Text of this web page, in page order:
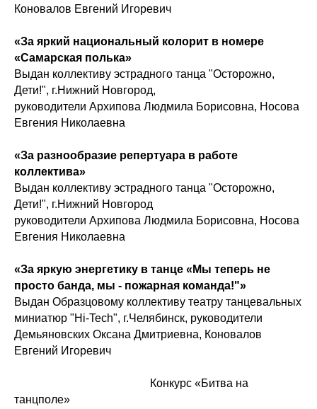
Коновалов Евгений Игоревич
«За яркий национальный колорит в номере
«Самарская полька»
Выдан коллективу эстрадного танца "Осторожно,
Дети!", г.Нижний Новгород,
руководители Архипова Людмила Борисовна, Носова
Евгения Николаевна
«За разнообразие репертуара в работе
коллектива»
Выдан коллективу эстрадного танца "Осторожно,
Дети!", г.Нижний Новгород
руководители Архипова Людмила Борисовна, Носова
Евгения Николаевна
«За яркую энергетику в танце «Мы теперь не
просто банда, мы - пожарная команда!"»
Выдан Образцовому коллективу театру танцевальных
миниатюр "Hi-Tech", г.Челябинск, руководители
Демьяновских Оксана Дмитриевна, Коновалов
Евгений Игоревич
Конкурс «Битва на
танцполе»